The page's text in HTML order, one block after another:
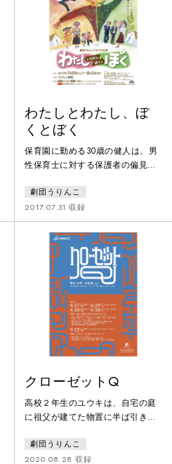
わたしとわたし、ぼ
くとぼく
保育園に勤める30歳の健人は、男
性保育士に対する保護者の偏見に
明けられず引きこもってしまっ
た。ある日、鏡を見ていると、1人
の少女が現れて、言った『世界を
救って欲しい』少女に導かれて
1997年の教室へ そこで10歳の
ぼくと出会い…
劇団うりんこ
2017.07.31 収録
クローゼットQ
高校２年生のユウキは、自宅の庭
に祖父が建てた物置に半ば引きこ
は見えない。孤島のような物置に
は電気も家具もある。通販サイト
劇団うりんこ
2020.08.28 収録